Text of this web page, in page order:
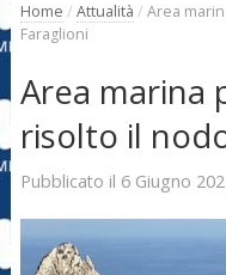
Home / Attualità / Area
Faraglioni
Area marina
risolto il
Pubblicato il 6 Giugno